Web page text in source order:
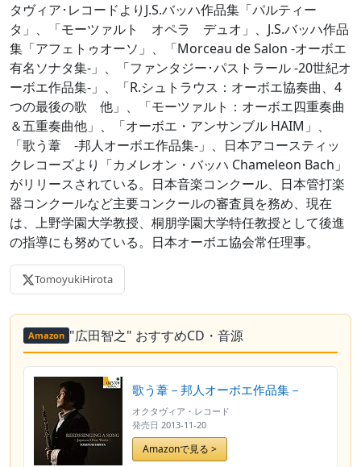
タヴィア･レコードよりJ.S.バッハ作品集「パルティー
タ」、「モーツァルト オペラ デュオ」、J.S.バッハ作品
集「アフェトゥオーソ」、「Morceau de Salon -オーボエ
有名ソナタ集-」、「ファンタジー･パストラール -20世紀オ
ーボエ作品集-」、「R.シュトラウス：オーボエ協奏曲、4
つの最後の歌 他」、「モーツァルト：オーボエ四重奏曲
＆五重奏曲他」、「オーボエ・アンサンブル HAIM」、
「歌う葦 -邦人オーボエ作品集-」、日本アコースティッ
クレコーズより「カメレオン・バッハ Chameleon Bach」
がリリースされている。日本音楽コンクール、日本管打楽
器コンクールなど主要コンクールの審査員を務め、現在
は、上野学園大学教授、桐朋学園大学特任教授として後進
の指導にも努めている。日本オーボエ協会常任理事。
TomoyukiHirota
Amazon "広田智之" おすすめCD・音源
歌う葦－邦人オーボエ作品集－
オクタヴィア・レコード
発売日 2013-11-20
Amazonで見る >